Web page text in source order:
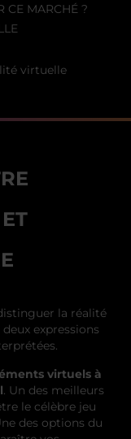
CE MARCHÉ ?
virtuelle
la réalité
expressions
virtuels à
. Un des meilleurs
le célèbre jeu
des options du